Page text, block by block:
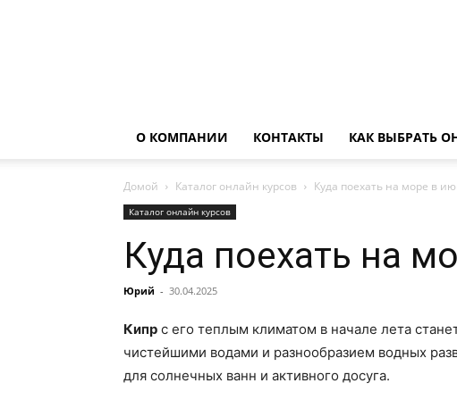
О КОМПАНИИ КОНТАКТЫ КАК ВЫБРАТЬ
Домой Каталог онлайн курсов Куда поехать на море в
Каталог онлайн курсов
Куда поехать на
Юрий - 30.04.2025
Кипр с его теплым климатом в начале лета
чистейшими водами и разнообразием водных
для солнечных ванн и активного досуга.